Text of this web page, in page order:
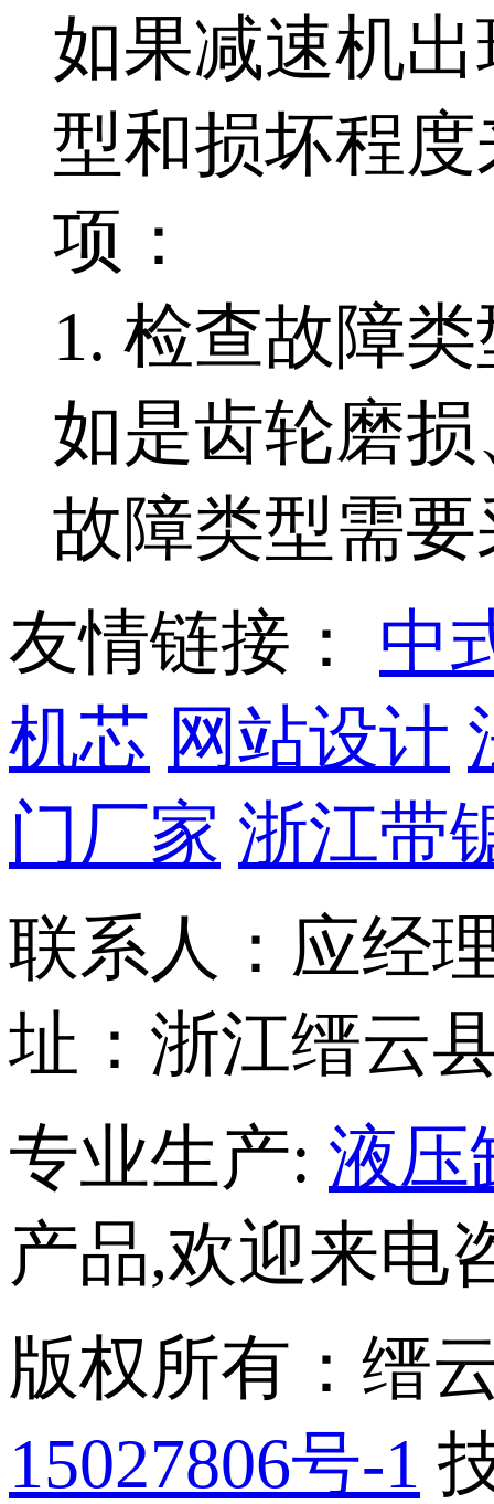
如果减速机
型和损坏程
项：
1. 检查故障
如是齿轮磨
故障类型需
友情链接： 中
机芯 网站设计
门厂家 浙江带
联系人：应经
址：浙江缙云
专业生产: 液压
产品,欢迎来电
版权所有：缙
15027806号-1